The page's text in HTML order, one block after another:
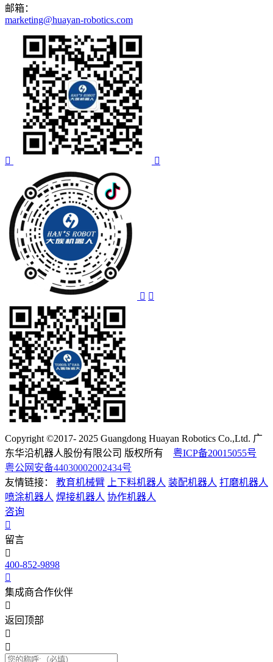
邮箱：
marketing@huayan-robotics.com
Copyright ©2017- 2025 Guangdong Huayan Robotics Co.,Ltd. 广
东华沿机器人股份有限公司 版权所有 粤ICP备20015055号
粤公网安备44030002002434号
友情链接：
教育机械臂 上下料机器人 装配机器人 打磨机器人
喷涂机器人 焊接机器人 协作机器人
咨询
留言
400-852-9898
集成商合作伙伴
返回顶部